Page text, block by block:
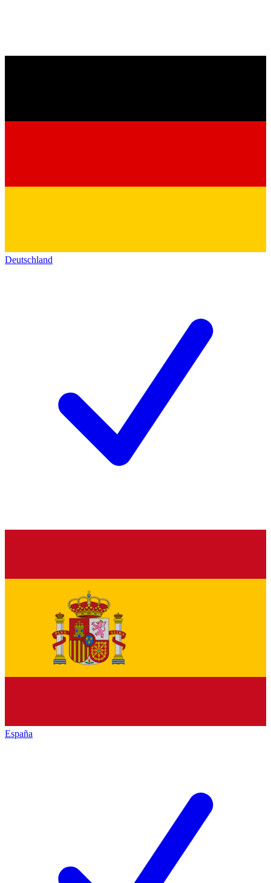
Deutschland
España